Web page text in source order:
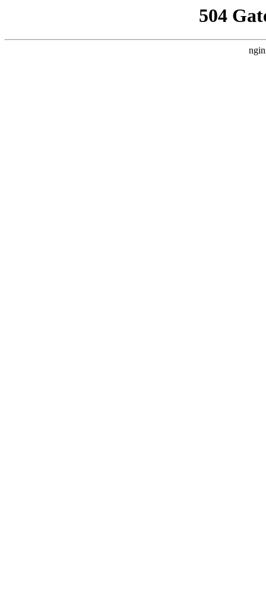
504